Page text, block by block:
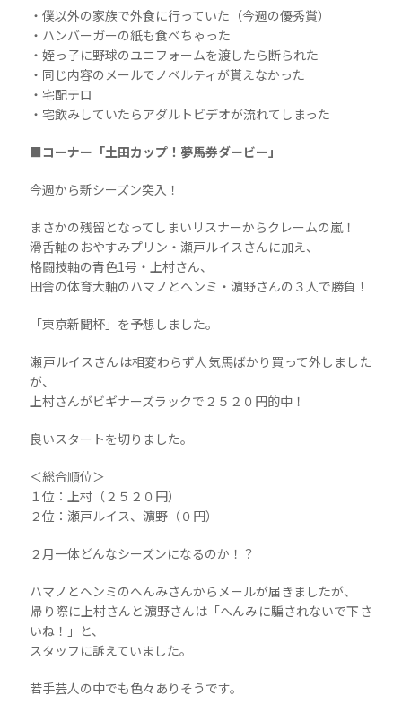
・僕以外の家族で外食に行っていた（今週の優秀賞）
・ハンバーガーの紙も食べちゃった
・姪っ子に野球のユニフォームを渡したら断られた
・同じ内容のメールでノベルティが貰えなかった
・宅配テロ
・宅飲みしていたらアダルトビデオが流れてしまった
■コーナー「土田カップ！夢馬券ダービー」
今週から新シーズン突入！
まさかの残留となってしまいリスナーからクレームの嵐！
滑舌軸のおやすみプリン・瀬戸ルイスさんに加え、
格闘技軸の青色1号・上村さん、
田舎の体育大軸のハマノとヘンミ・濵野さんの３人で勝負！
「東京新聞杯」を予想しました。
瀬戸ルイスさんは相変わらず人気馬ばかり買って外しました
が、
上村さんがビギナーズラックで２５２０円的中！
良いスタートを切りました。
＜総合順位＞
１位：上村（２５２０円）
２位：瀬戸ルイス、濵野（０円）
２月一体どんなシーズンになるのか！？
ハマノとヘンミのへんみさんからメールが届きましたが、
帰り際に上村さんと濵野さんは「へんみに騙されないで下さ
いね！」と、
スタッフに訴えていました。
若手芸人の中でも色々ありそうです。